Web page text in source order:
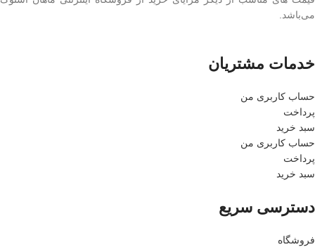
می‌باشد.
خدمات مشتریان
حساب کاربری من
پرداخت
سبد خرید
حساب کاربری من
پرداخت
سبد خرید
دسترسی سریع
فروشگاه